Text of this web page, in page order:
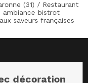
(31) / Restaurant
ambiance bistrot
saveurs françaises
décoration